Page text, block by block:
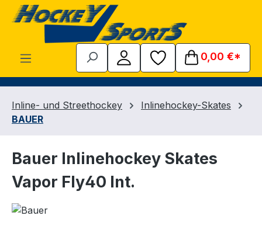
Zum Hauptinhalt springen
0,00 €*
Inline- und Streethockey
Inlinehockey-Skates
BAUER
Bauer Inlinehockey Skates
Vapor Fly40 Int.